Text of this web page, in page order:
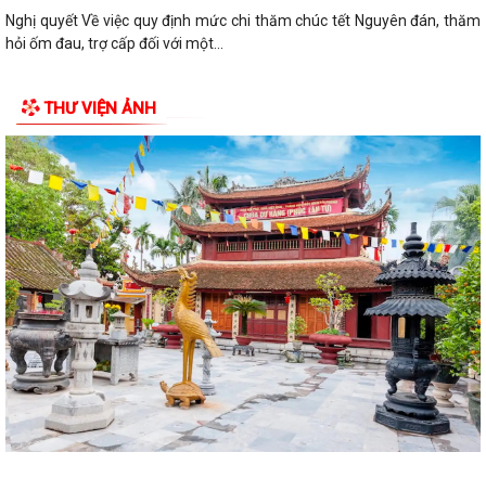
Nghị quyết Về việc quy định mức chi thăm chúc tết Nguyên đán, thăm
hỏi ốm đau, trợ cấp đối với một...
Xã Bình Giang học tập nghị quyết Hôi nghị lần thứ ba Ban Chấp hành
Trung ương Đảng khóa XIV
Về việc phê duyệt quy trình nội bộ giải quyết thủ tục hành chính thuộc
phạm vi chức năng của Sở...
Về việc khai bố thủ tục hành chính nội bộ được sửa đổi, bổ sung thuộc
phạm vi, chức năng quản lý...
Quyết định Về việc kiện toàn Ban chỉ đạo áp dụng, duy trì, cải tiến và
công bố Hệ thống quản lý...
ĐỜI ĐỜI GHI NHỚ CÔNG ƠN CÁC ANH HÙNG LIỆT SĨ, THƯƠNG BINH,
BỆNH BINH VÀ NGƯỜI CÓ CÔNG VỚI CÁCH MẠNG
THƯ VIỆN ẢNH